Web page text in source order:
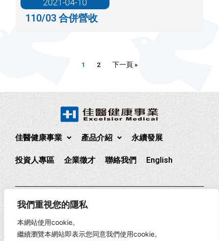
我們重視您的隱私
本網站使用cookie。
繼續瀏覽本網站即表示您同意我們使用cookie。
110/03 合併營收
2021-04-10
1 2 下一頁 »
佳醫健康事業 產品介紹 永續發展
投資人專區 企業徵才 聯絡我們 English
235 新北市中和區中正路880號17樓
17F., No. 880, Zhongzheng Rd., Zhonghe Dist., New Taipei
City, Taiwan